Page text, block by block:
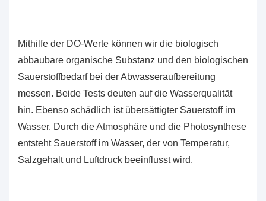
Mithilfe der DO-Werte können wir die biologisch
abbaubare organische Substanz und den biologischen
Sauerstoffbedarf bei der Abwasseraufbereitung
messen. Beide Tests deuten auf die Wasserqualität
hin. Ebenso schädlich ist übersättigter Sauerstoff im
Wasser. Durch die Atmosphäre und die Photosynthese
entsteht Sauerstoff im Wasser, der von Temperatur,
Salzgehalt und Luftdruck beeinflusst wird.